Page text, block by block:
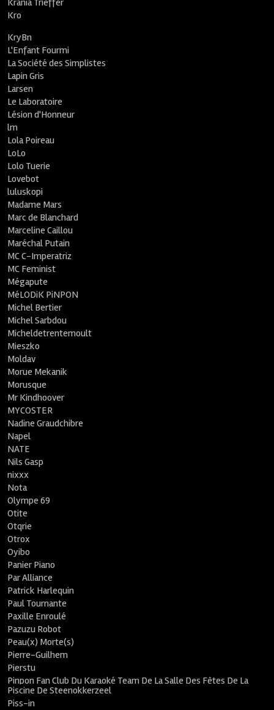
Krania Trieffer
Kro
KryBn
L'Enfant Fourmi
La Société des Simplistes
Lapin Gris
Larsen
Le Laboratoire
Lésion d'Honneur
lm
Lola Poireau
LoLo
Lolo Tuerie
Lovebot
luluskopi
Madame Mars
Marc de Blanchard
Marceline Caillou
Maréchal Putain
MC C-Imperatriz
MC Feminist
Mégapute
MéLODiK PiNPON
Michel Bertier
Michel Sarbdou
Micheldetrentemoult
Mieszko
Moldav
Morue Mekanik
Morusque
Mr Kindhoover
MYCOSTER
Nadine Graudchibre
Napel
NATE
Nils Gasp
nixxx
Nota
Olympe 69
Otite
Otqrie
Otrox
Oyibo
Panier Piano
Par Alliance
Patrick Harlequin
Paul Tournante
Paxille Enroulé
Pazuzu Robot
Peau(x) Morte(s)
Pierre-Guilhem
Pierstu
Pinpon Fan Club Du Karaoké Team De La Salle Des Fêtes De La
Piscine De Steenokkerzeel
Piss-in